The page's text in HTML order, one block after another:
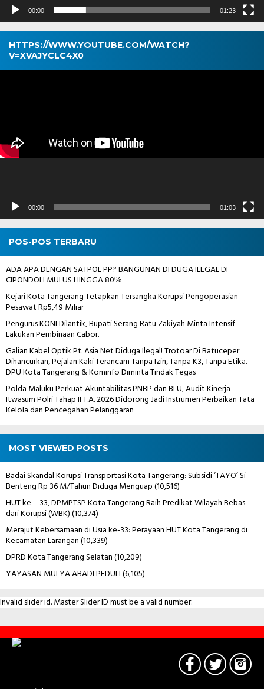
00:00 01:23
HTTPS://WWW.YOUTUBE.COM/WATCH?
V=XVAJYCLC4X0
Pemutar
00:00 01:03
POS-POS TERBARU
ADA APA DENGAN SATPOL PP? BANGUNAN DI DUGA ILEGAL DI
CIPONDOH MULUS HINGGA 80℅
Kejari Kota Tangerang Tetapkan Tersangka Korupsi Pengoperasian
Pesawat Rp5,49 Miliar
Pengurus KONI Dilantik, Bupati Serang Ratu Zakiyah Minta Intensif
Lakukan Pembinaan Cabor.
Galian Kabel Optik Pt. Asia Net Diduga Ilegal! Trotoar Di Batuceper
Dihancurkan, Pejalan Kaki Terancam Tanpa Izin, Tanpa K3, Tanpa Etika.
DPU Kota Tangerang & Kominfo Diminta Tindak Tegas
Polda Maluku Perkuat Akuntabilitas PNBP dan BLU, Audit Kinerja
Itwasum Polri Tahap II T.A. 2026 Didorong Jadi Instrumen Perbaikan Tata
Kelola dan Pencegahan Pelanggaran
MOST VIEWED POSTS
Badai Skandal Korupsi Transportasi Kota Tangerang: Subsidi ‘TAYO’ Si
Benteng Rp 36 M/Tahun Diduga Menguap(10,516)
HUT ke – 33, DPMPTSP Kota Tangerang Raih Predikat Wilayah Bebas
dari Korupsi (WBK)(10,374)
Merajut Kebersamaan di Usia ke-33: Perayaan HUT Kota Tangerang di
Kecamatan Larangan(10,339)
DPRD Kota Tangerang Selatan(10,209)
YAYASAN MULYA ABADI PEDULI(6,105)
Invalid slider id. Master Slider ID must be a valid number.
Contact
Us